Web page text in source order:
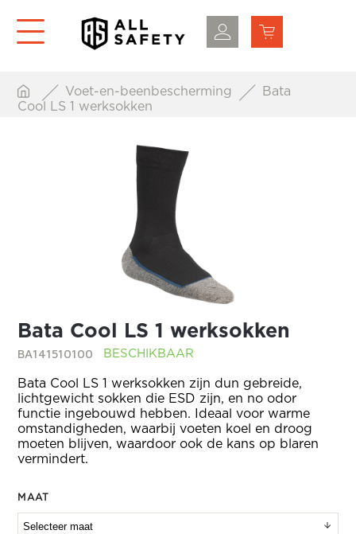
Voet-en-beenbescherming
Bata
Cool LS 1 werksokken
Bata Cool LS 1 werksokken
BA141510100 BESCHIKBAAR
Bata Cool LS 1 werksokken zijn dun gebreide,
lichtgewicht sokken die ESD zijn, en no odor
functie ingebouwd hebben. Ideaal voor warme
omstandigheden, waarbij voeten koel en droog
moeten blijven, waardoor ook de kans op blaren
vermindert.
MAAT